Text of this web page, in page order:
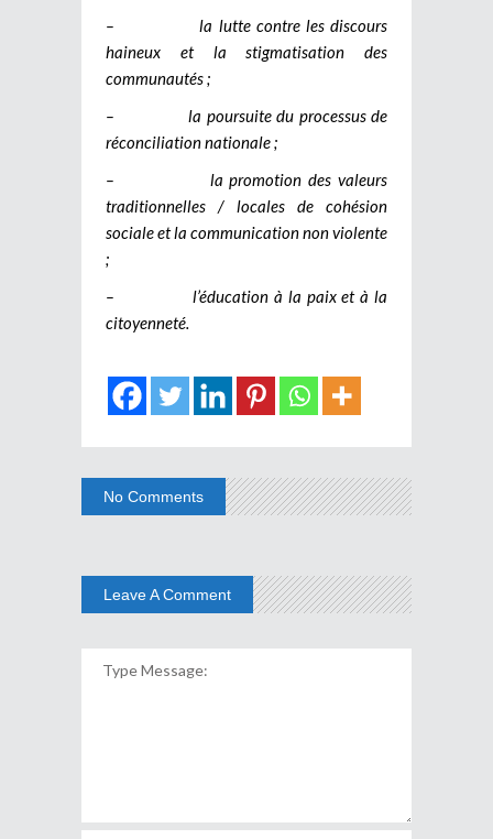
– la lutte contre les discours
haineux et la stigmatisation des
communautés ;
– la poursuite du processus de
réconciliation nationale ;
– la promotion des valeurs
traditionnelles / locales de cohésion
sociale et la communication non violente
;
– l’éducation à la paix et à la
citoyenneté.
No Comments
Leave A Comment